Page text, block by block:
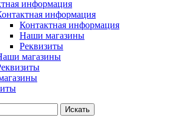
информация
информация
Контактная информация
Наши магазины
Реквизиты
магазины
Искать